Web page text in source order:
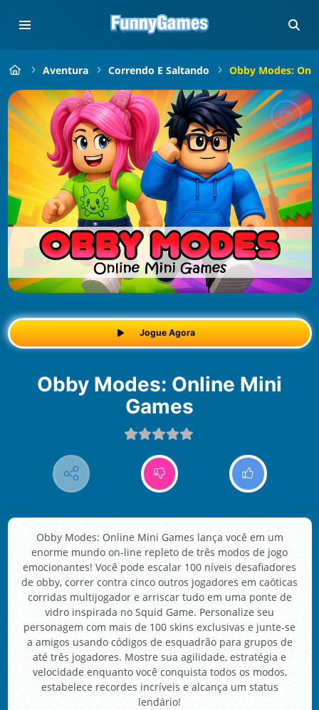
Aventura Correndo E Saltando Obby Modes:
Jogue Agora
Obby Modes: Online Mini
Games
Obby Modes: Online Mini Games lança você em um
enorme mundo on-line repleto de três modos de jogo
emocionantes! Você pode escalar 100 níveis desafiadores
de obby, correr contra cinco outros jogadores em caóticas
corridas multijogador e arriscar tudo em uma ponte de
vidro inspirada no Squid Game. Personalize seu
personagem com mais de 100 skins exclusivas e junte-se
a amigos usando códigos de esquadrão para grupos de
até três jogadores. Mostre sua agilidade, estratégia e
velocidade enquanto você conquista todos os modos,
estabelece recordes incríveis e alcança um status
lendário!